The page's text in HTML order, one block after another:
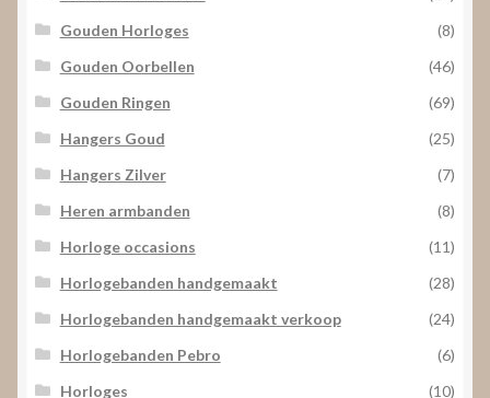
Gouden Horloges
(8)
Gouden Oorbellen
(46)
Gouden Ringen
(69)
Hangers Goud
(25)
Hangers Zilver
(7)
Heren armbanden
(8)
Horloge occasions
(11)
Horlogebanden handgemaakt
(28)
Horlogebanden handgemaakt verkoop
(24)
Horlogebanden Pebro
(6)
Horloges
(10)